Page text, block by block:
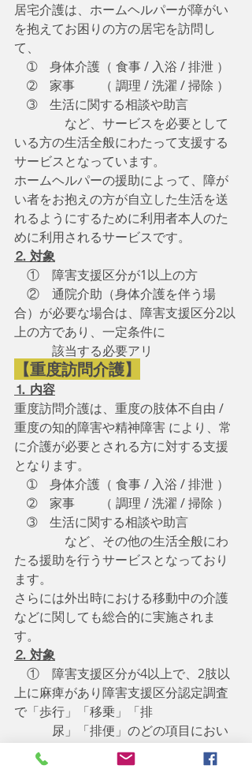
居宅介護は、ホームヘルパーが障がい
を抱えてお困りの方の居宅を訪問し
て、
➀　身体介護（ 食事 / 入浴 / 排泄 ）
➁　家事　　（ 調理 / 洗濯 / 掃除 ）
➂　生活に関する相談や助言
など、サービスを必要として
いる方の生活全般にわたって支援する
サービスとなっています。
ホームヘルパーの援助によって、障が
い者をお抱えの方が自立した生活を送
れるようにするために利用者本人のた
めに利用されるサービスです。
⒉ 対象
①　障害支援区分が1以上の方
②　通院介助（身体介護を伴う場
合）が必要な場合は、障害支援区分2以
上の方であり、一定条件に
該当する必要アリ
【重度訪問介護】
⒈ 内容
重度訪問介護は、重度の肢体不自由 /
重度の知的障害や精神障害 により、常
に介護が必要とされる方に対する支援
となります。
➀　身体介護（ 食事 / 入浴 / 排泄 ）
➁　家事　　（ 調理 / 洗濯 / 掃除 ）
➂　生活に関する相談や助言
など、その他の生活全般にわ
たる援助を行うサービスとなっており
ます。
さらには外出時における移動中の介護
などに関しても総合的に実施されま
す。
⒉ 対象
①　障害支援区分が4以上で、2肢以
上に麻痺があり障害支援区分認定調査
で「歩行」「移乗」「排
尿」「排便」のどの項目におい
ても「できる」以外に認定されている